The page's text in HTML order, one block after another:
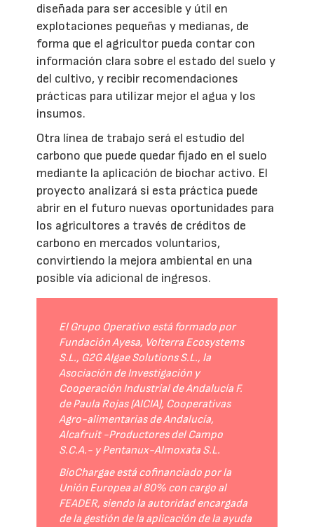
diseñada para ser accesible y útil en
explotaciones pequeñas y medianas, de
forma que el agricultor pueda contar con
información clara sobre el estado del suelo y
del cultivo, y recibir recomendaciones
prácticas para utilizar mejor el agua y los
insumos.
Otra línea de trabajo será el estudio del
carbono que puede quedar fijado en el suelo
mediante la aplicación de biochar activo. El
proyecto analizará si esta práctica puede
abrir en el futuro nuevas oportunidades para
los agricultores a través de créditos de
carbono en mercados voluntarios,
convirtiendo la mejora ambiental en una
posible vía adicional de ingresos.
El Grupo Operativo está formado por
Fundación Ayesa, Volterra Ecosystems
S.L., G2G Algae Solutions S.L., la
Asociación de Investigación y
Cooperación Industrial de Andalucía F.
de Paula Rojas (AICIA), Cooperativas
Agro-alimentarias de Andalucía,
Alcafruit -Productores del Campo
S.C.A.- y Pentanux-Almoxata S.L.
BioChargae está cofinanciado por la
Unión Europea al 80% con cargo al
FEADER, siendo la autoridad encargada
de la gestión de la aplicación de la ayuda